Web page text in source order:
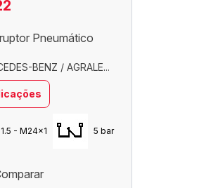
Pneumático
BENZ / AGRALE...
- M24x1 5 bar